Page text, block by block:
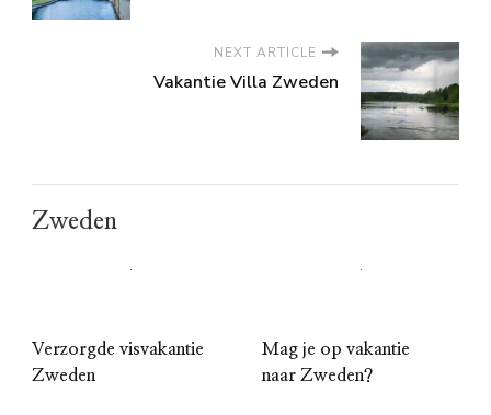
NEXT ARTICLE
Vakantie Villa Zweden
Zweden
Verzorgde visvakantie
Zweden
Mag je op vakantie
naar Zweden?